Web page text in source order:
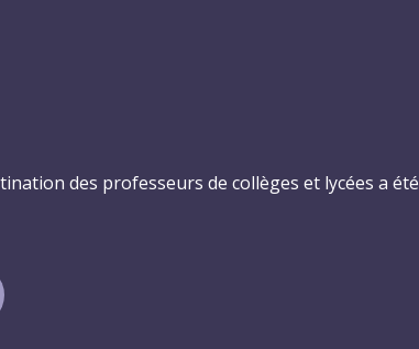
des professeurs de collèges et lycées a été